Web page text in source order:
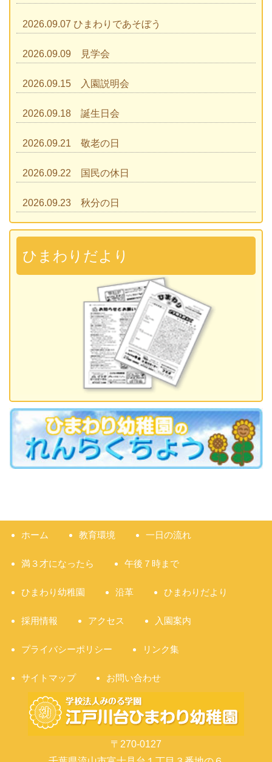
2026.09.07 ひまわりであそぼう
2026.09.09 見学会
2026.09.15 入園説明会
2026.09.18 誕生日会
2026.09.21 敬老の日
2026.09.22 国民の休日
2026.09.23 秋分の日
2026.09.28 運動会
準備説明会
ひまわりだより
ホーム 教育環境 一日の流れ
満３才になったら 午後７時まで
ひまわり幼稚園 沿革 ひまわりだより
採用情報 アクセス 入園案内
プライバシーポリシー リンク集
サイトマップ お問い合わせ
〒270-0127